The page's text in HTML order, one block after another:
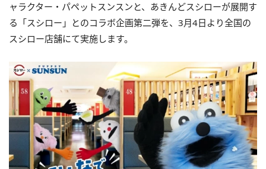
ャラクター・パペットスンスンと、あきんどスシローが展開す
る「スシロー」とのコラボ企画第二弾を、3月4日より全国の
スシロー店舗にて実施します。